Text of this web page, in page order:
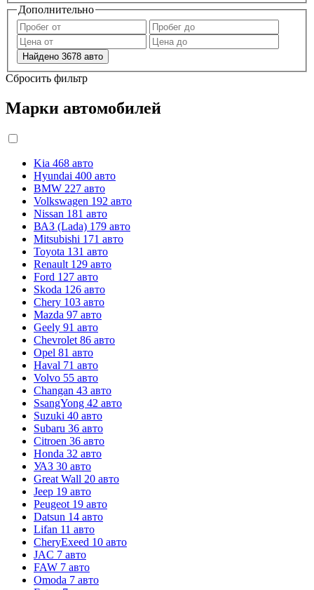
Дополнительно
Найдено 3678 авто
Сбросить фильтр
Марки автомобилей
Kia 468 авто
Hyundai 400 авто
BMW 227 авто
Volkswagen 192 авто
Nissan 181 авто
ВАЗ (Lada) 179 авто
Mitsubishi 171 авто
Toyota 131 авто
Renault 129 авто
Ford 127 авто
Skoda 126 авто
Chery 103 авто
Mazda 97 авто
Geely 91 авто
Chevrolet 86 авто
Opel 81 авто
Haval 71 авто
Volvo 55 авто
Changan 43 авто
SsangYong 42 авто
Suzuki 40 авто
Subaru 36 авто
Citroen 36 авто
Honda 32 авто
УАЗ 30 авто
Great Wall 20 авто
Jeep 19 авто
Peugeot 19 авто
Datsun 14 авто
Lifan 11 авто
CheryExeed 10 авто
JAC 7 авто
FAW 7 авто
Omoda 7 авто